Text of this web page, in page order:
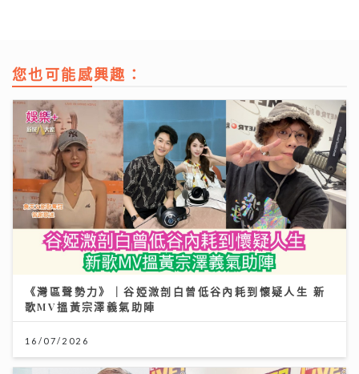
您也可能感興趣：
《灣區聲勢力》｜谷婭溦剖白曾低谷內耗到懷疑人生 新
歌MV搵黃宗澤義氣助陣
16/07/2026